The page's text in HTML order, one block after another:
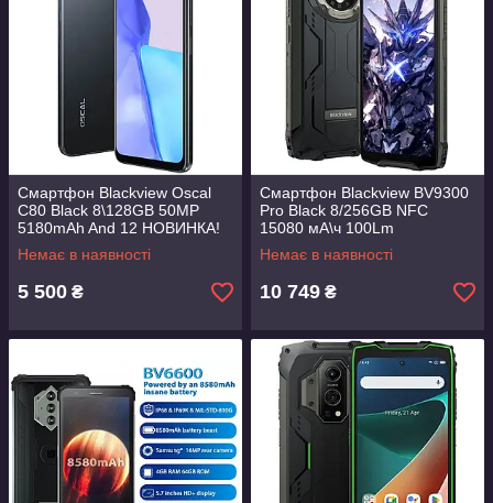
Смартфон Blackview Oscal
C80 Black 8\128GB 50MP
5180mAh And 12 НОВИНКА!
Немає в наявності
5 500 ₴
Смартфон Blackview BV9300
Pro Black 8/256GB NFC
15080 мА\ч 100Lm
Немає в наявності
10 749 ₴